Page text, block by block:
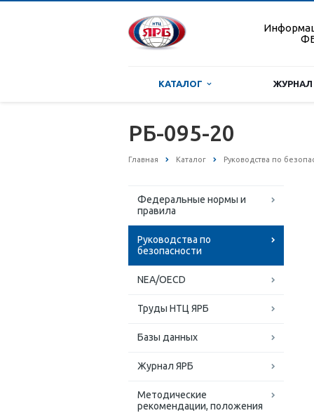
КАТАЛОГ ЖУРНАЛ
РБ-095-20
Главная Каталог Руководства по
Федеральные нормы и
правила
Руководства по
безопасности
NEA/OECD
Труды НТЦ ЯРБ
Базы данных
Журнал ЯРБ
Методические
рекомендации, положения